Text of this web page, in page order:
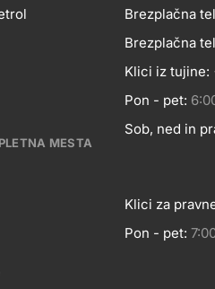
MESTA
Brezplačna
Brezplačna
Klici iz tujine:
Pon - pet:
Sob, ned in
Klici za
Pon - pet: